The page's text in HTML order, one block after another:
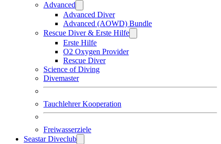
Advanced
Advanced Diver
Advanced (AOWD) Bundle
Rescue Diver & Erste Hilfe
Erste Hilfe
O2 Oxygen Provider
Rescue Diver
Science of Diving
Divemaster
Tauchlehrer Kooperation
Freiwasserziele
Seastar Diveclub